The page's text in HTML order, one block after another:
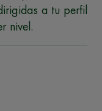
a tu perfil
nivel.